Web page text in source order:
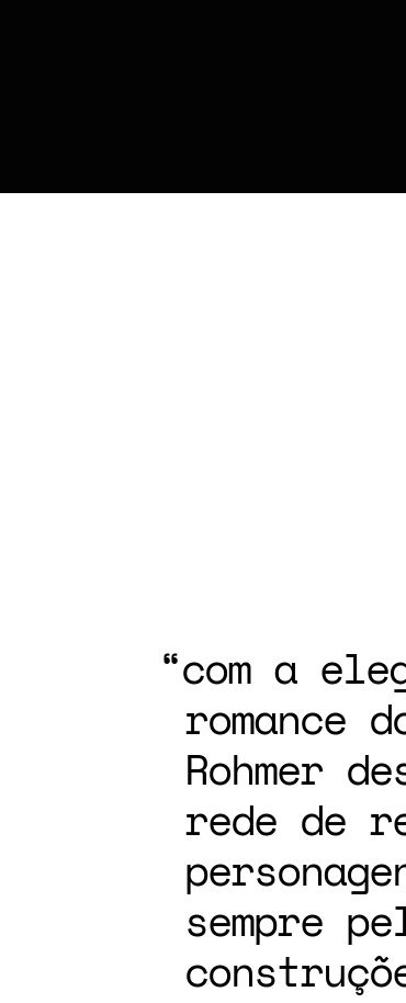
com a
romance
Rohmer
rede de
sempre